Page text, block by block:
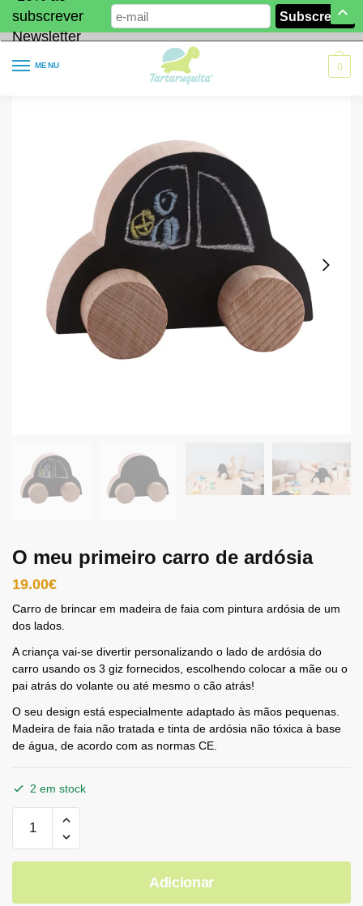
subscrever
Newsletter
MENU 0
O meu primeiro carro de ardósia
19.00€
Carro de brincar em madeira de faia com pintura ardósia de um
dos lados.
A criança vai-se divertir personalizando o lado de ardósia do
carro usando os 3 giz fornecidos, escolhendo colocar a mãe ou o
pai atrás do volante ou até mesmo o cão atrás!
O seu design está especialmente adaptado às mãos pequenas.
Madeira de faia não tratada e tinta de ardósia não tóxica à base
de água, de acordo com as normas CE.
2 em stock
Adicionar